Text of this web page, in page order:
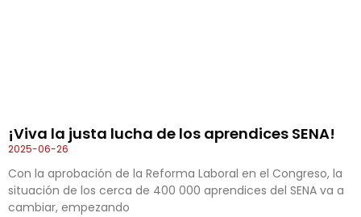
¡Viva la justa lucha de los aprendices SENA!
2025-06-26
Con la aprobación de la Reforma Laboral en el Congreso, la
situación de los cerca de 400 000 aprendices del SENA va a
cambiar, empezando